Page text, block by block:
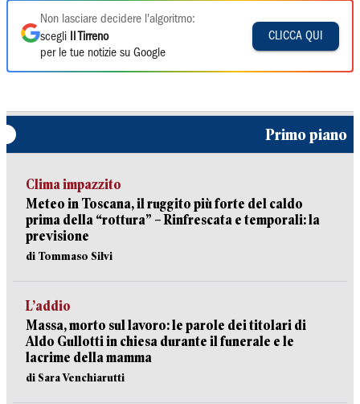
Non lasciare decidere l'algoritmo:
scegli
Il Tirreno
per le tue notizie su Google
CLICCA QUI
Primo piano
Clima impazzito
Meteo in Toscana, il ruggito più forte del caldo
prima della “rottura” – Rinfrescata e temporali: la
previsione
di Tommaso Silvi
L’addio
Massa, morto sul lavoro: le parole dei titolari di
Aldo Gullotti in chiesa durante il funerale e le
lacrime della mamma
di Sara Venchiarutti